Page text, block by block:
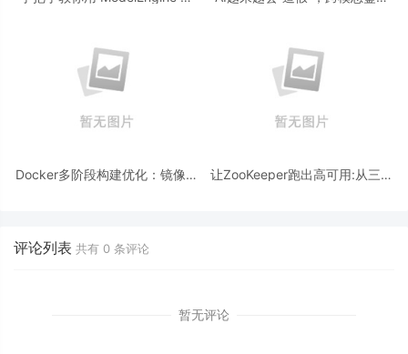
Docker多阶段构建优化：镜像体
让ZooKeeper跑出高可用:从三节
评论列表 共有 0 条评论
暂无评论